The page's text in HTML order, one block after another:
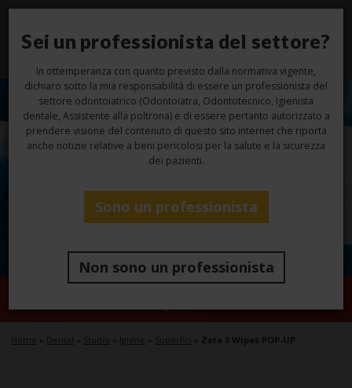
Home Dental Studio Igiene Superfici Zeta 3 Wipes POP-UP
Sei un professionista del settore?
In ottemperanza con quanto previsto dalla normativa vigente,
dichiaro sotto la mia responsabilità di essere un professionista del
settore odontoiatrico (Odontoiatra, Odontotecnico, Igienista
dentale, Assistente alla poltrona) e di essere pertanto autorizzato a
prendere visione del contenuto di questo sito internet che riporta
anche notizie relative a beni pericolosi per la salute e la sicurezza
dei pazienti.
Sono un professionista
Non sono un professionista